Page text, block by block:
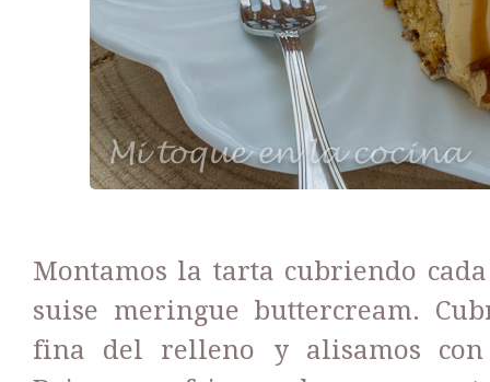
Montamos la tarta cubriendo
suise meringue buttercream.
fina del relleno y alisamos